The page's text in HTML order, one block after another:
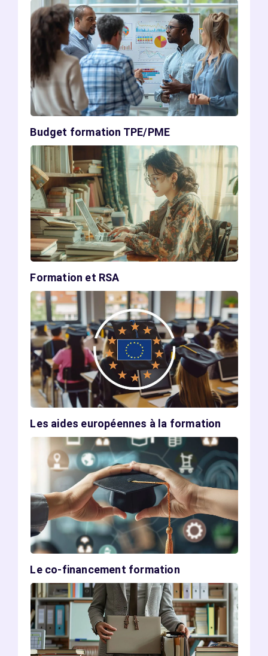
Budget formation TPE/PME
Formation et RSA
Les aides européennes à la formation
Le co-financement formation